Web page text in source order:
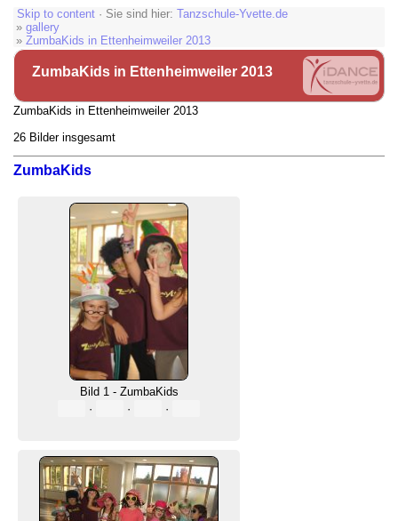
Skip to content · Sie sind hier: Tanzschule-Yvette.de
» gallery
» ZumbaKids in Ettenheimweiler 2013
ZumbaKids in Ettenheimweiler 2013
ZumbaKids in Ettenheimweiler 2013
26 Bilder insgesamt
ZumbaKids
Bild 1 - ZumbaKids
·
· ·